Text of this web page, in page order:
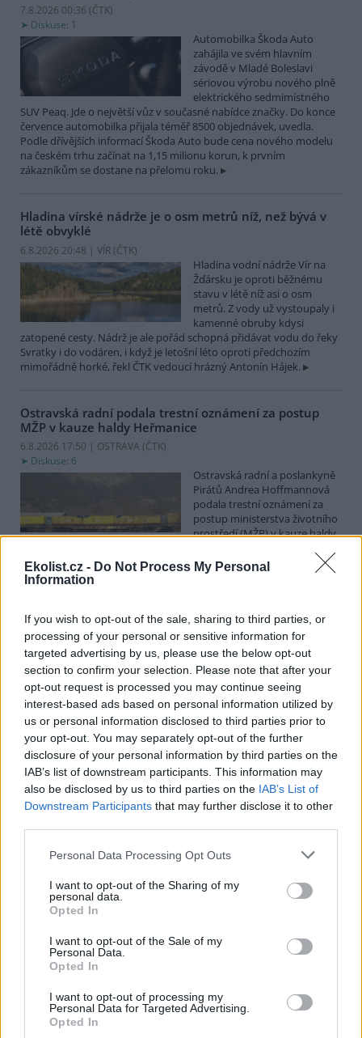
Ekolist.cz - Do Not Process My Personal
Information
If you wish to opt-out of the sale, sharing to third parties, or
processing of your personal or sensitive information for
targeted advertising by us, please use the below opt-out
section to confirm your selection. Please note that after your
opt-out request is processed you may continue seeing
interest-based ads based on personal information utilized by
us or personal information disclosed to third parties prior to
your opt-out. You may separately opt-out of the further
disclosure of your personal information by third parties on the
IAB’s list of downstream participants. This information may
also be disclosed by us to third parties on the IAB’s List of
Downstream Participants that may further disclose it to other
Personal Data Processing Opt Outs
I want to opt-out of the Sharing of my
personal data.
Opted In
I want to opt-out of the Sale of my
Personal Data.
Opted In
I want to opt-out of processing my
Personal Data for Targeted Advertising.
Opted In
7.8.2026 00:36 (ČTK)
Diskuse: 1
Automobilka Škoda Auto
zahájila ve svém hlavním
závodě v Mladé Boleslavi
sériovou výrobu nového plně
elektrického sedmimístného
SUV Peaq. Jde o největší vůz v současné nabídce značky. Do konce
července automobilka přijala téměř 8500 objednávek, uvedla.
Podle dřívějších informací Škoda Auto bude cena nového modelu
na českém trhu začínat na 1,15 milionu korun, k prvním
zákazníkům se dostane na přelomu roku.
Hladina vírské nádrže je o osm metrů níž, než bývá v
létě obvyklé
6.8.2026 20:48 | VÍR (ČTK)
Hladina vodní nádrže Vír na
Žďársku je oproti běžnému
stavu v létě níž asi o osm
metrů. Z vody už vystoupaly i
kamenné obruby kdysi
zatopené cesty. Nádrž je ale pořád schopná přidávat vodu do řeky
Svratky i do vodáren, i když je letošní léto oproti předchozím
mimořádně horké, řekl ČTK vedoucí hrázný Antonín Hájek.
Ostravská radní podala trestní oznámení za postup
MŽP v kauze haldy Heřmanice
6.8.2026 17:50 | OSTRAVA (ČTK)
Diskuse: 6
Ostravská radní a poslankyně
Pirátů Andrea Hoffmannová
podala trestní oznámení za
postup ministerstva životního
prostředí (MŽP) v kauze haldy
pirátská strana. Požaduje, aby policie prověřila okolnosti odebrání
případu České inspekci životního prostředí (ČIŽP) a zastavení řízení.
dalším osobám, jejichž účast na popsaném postupu může být
zjištěna prověřováním. Stanovisko MŽP a ČIŽP ČTK shání.
Ředitelé odborů i mluvčí se z ČIŽP rozhodli odejít z
vlastní vůle, řekl Straka
ČTK )
Diskuse: 1
Ředitel odboru vnitřních
služeb Matěj Mrlina, vedoucí
služebního úřadu Oldřich
Jarolím a tisková mluvčí Miriam
Loužecká končí na České
inspekci životního prostředí (ČIŽP) z vlastní iniciativy. Na dotaz ČTK
to napsal nový ředitel inspekce Pavel Straka (za Motoristy). O jejich
Podle něj tak končí dva z pěti ředitelů odborů na ČIŽP.
Veterináři v horku ošetřují více zvířat, ohrožení jsou psi
se zploštělým čumákem
6.8.2026 15:15 (ČTK)
Veterináři v současných
podle nich patří plemena psů s
krátkou lebkou a zploštělým
čumákem, jako jsou například mopsi nebo buldočci, starší jedinci a